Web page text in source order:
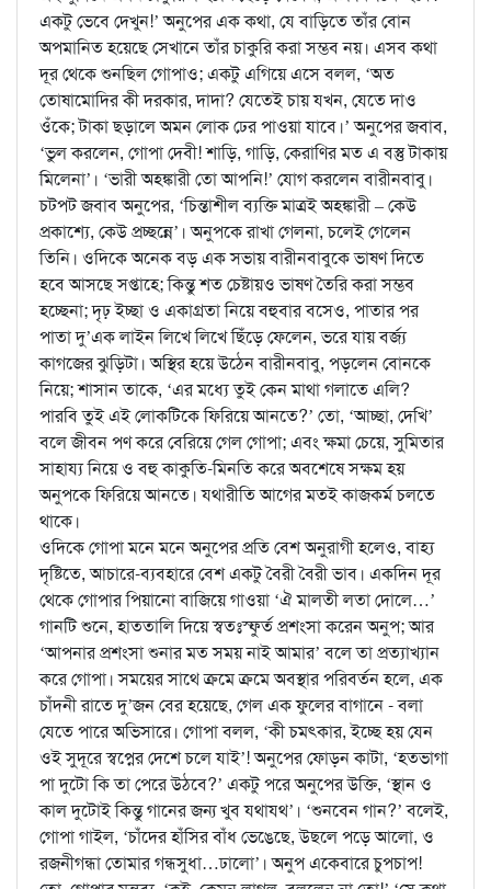
একটু ভেবে দেখুন!’ অনুপের এক কথা, যে বাড়িতে তাঁর বোন
অপমানিত হয়েছে সেখানে তাঁর চাকুরি করা সম্ভব নয়। এসব কথা
দূর থেকে শুনছিল গোপাও; একটু এগিয়ে এসে বলল, ‘অত
তোষামোদির কী দরকার, দাদা? যেতেই চায় যখন, যেতে দাও
ওঁকে; টাকা ছড়ালে অমন লোক ঢের পাওয়া যাবে।’ অনুপের জবাব,
‘ভুল করলেন, গোপা দেবী! শাড়ি, গাড়ি, কেরাণির মত এ বস্তু টাকায়
মিলেনা’। ‘ভারী অহঙ্কারী তো আপনি!’ যোগ করলেন বারীনবাবু।
চটপট জবাব অনুপের, ‘চিন্তাশীল ব্যক্তি মাত্রই অহঙ্কারী – কেউ
প্রকাশ্যে, কেউ প্রচ্ছন্নে’। অনুপকে রাখা গেলনা, চলেই গেলেন
তিনি। ওদিকে অনেক বড় এক সভায় বারীনবাবুকে ভাষণ দিতে
হবে আসছে সপ্তাহে; কিন্তু শত চেষ্টায়ও ভাষণ তৈরি করা সম্ভব
হচ্ছেনা; দৃঢ় ইচ্ছা ও একাগ্রতা নিয়ে বহুবার বসেও, পাতার পর
পাতা দু’এক লাইন লিখে লিখে ছিঁড়ে ফেলেন, ভরে যায় বর্জ্য
কাগজের ঝুড়িটা। অস্থির হয়ে উঠেন বারীনবাবু, পড়লেন বোনকে
নিয়ে; শাসান তাকে, ‘এর মধ্যে তুই কেন মাথা গলাতে এলি?
পারবি তুই এই লোকটিকে ফিরিয়ে আনতে?’ তো, ‘আচ্ছা, দেখি’
বলে জীবন পণ করে বেরিয়ে গেল গোপা; এবং ক্ষমা চেয়ে, সুমিতার
সাহায্য নিয়ে ও বহু কাকুতি-মিনতি করে অবশেষে সক্ষম হয়
অনুপকে ফিরিয়ে আনতে। যথারীতি আগের মতই কাজকর্ম চলতে
থাকে।
ওদিকে গোপা মনে মনে অনুপের প্রতি বেশ অনুরাগী হলেও, বাহ্য
দৃষ্টিতে, আচারে-ব্যবহারে বেশ একটু বৈরী বৈরী ভাব। একদিন দূর
থেকে গোপার পিয়ানো বাজিয়ে গাওয়া ‘ঐ মালতী লতা দোলে…’
গানটি শুনে, হাততালি দিয়ে স্বতঃস্ফুর্ত প্রশংসা করেন অনুপ; আর
‘আপনার প্রশংসা শুনার মত সময় নাই আমার’ বলে তা প্রত্যাখ্যান
করে গোপা। সময়ের সাথে ক্রমে ক্রমে অবস্থার পরিবর্তন হলে, এক
চাঁদনী রাতে দু’জন বের হয়েছে, গেল এক ফুলের বাগানে - বলা
যেতে পারে অভিসারে। গোপা বলল, ‘কী চমৎকার, ইচ্ছে হয় যেন
ওই সুদূরে স্বপ্নের দেশে চলে যাই’! অনুপের ফোড়ন কাটা, ‘হতভাগা
পা দুটো কি তা পেরে উঠবে?’ একটু পরে অনুপের উক্তি, ‘স্থান ও
কাল দুটোই কিন্তু গানের জন্য খুব যথাযথ’। ‘শুনবেন গান?’ বলেই,
গোপা গাইল, ‘চাঁদের হাঁসির বাঁধ ভেঙেছে, উছলে পড়ে আলো, ও
রজনীগন্ধা তোমার গন্ধসুধা…ঢালো’। অনুপ একেবারে চুপচাপ!